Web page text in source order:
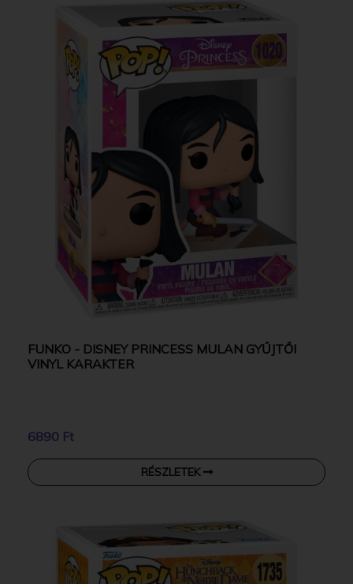
FUNKO - DISNEY PRINCESS MULAN GYŰJTŐI
VINYL KARAKTER
6890 Ft
RÉSZLETEK